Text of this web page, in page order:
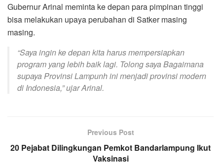
Gubernur Arinal meminta ke depan para pimpinan tinggi
bisa melakukan upaya perubahan di Satker masing
masing.
“Saya ingin ke depan kita harus mempersiapkan
program yang lebih baik lagi. Tolong saya Bagaimana
supaya Provinsi Lampunh ini menjadi provinsi modern
di Indonesia,” ujar Arinal.
Previous Post
20 Pejabat Dilingkungan Pemkot Bandarlampung Ikut
Vaksinasi